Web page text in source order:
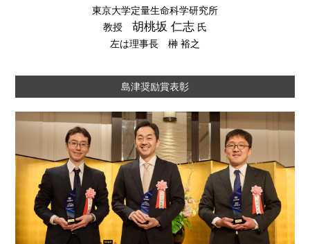
東京大学定量生命科学研究所
教授 胡桃坂 仁志 氏
左は理事長 榊󠄀 裕之
島津奨励賞表彰